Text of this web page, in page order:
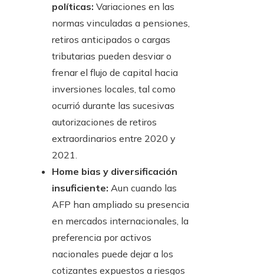
políticas: Variaciones en las
normas vinculadas a pensiones,
retiros anticipados o cargas
tributarias pueden desviar o
frenar el flujo de capital hacia
inversiones locales, tal como
ocurrió durante las sucesivas
autorizaciones de retiros
extraordinarios entre 2020 y
2021.
Home bias y diversificación
insuficiente: Aun cuando las
AFP han ampliado su presencia
en mercados internacionales, la
preferencia por activos
nacionales puede dejar a los
cotizantes expuestos a riesgos